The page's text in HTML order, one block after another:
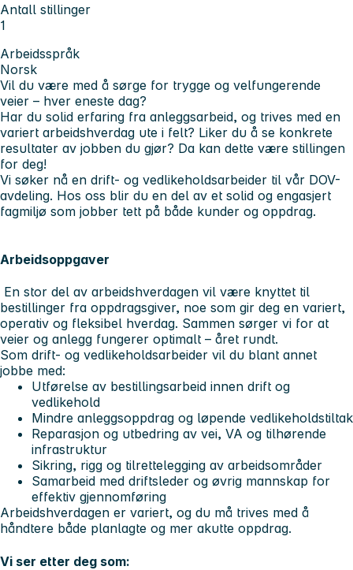
Antall stillinger
1
Arbeidsspråk
Norsk
Vil du være med å sørge for trygge og velfungerende
veier – hver eneste dag?
Har du solid erfaring fra anleggsarbeid, og trives med en
variert arbeidshverdag ute i felt? Liker du å se konkrete
resultater av jobben du gjør? Da kan dette være stillingen
for deg!
Vi søker nå en drift- og vedlikeholdsarbeider til vår DOV-
avdeling. Hos oss blir du en del av et solid og engasjert
fagmiljø som jobber tett på både kunder og oppdrag.
Arbeidsoppgaver
En stor del av arbeidshverdagen vil være knyttet til
bestillinger fra oppdragsgiver, noe som gir deg en variert,
operativ og fleksibel hverdag. Sammen sørger vi for at
veier og anlegg fungerer optimalt – året rundt.
Som drift- og vedlikeholdsarbeider vil du blant annet
jobbe med:
Utførelse av bestillingsarbeid innen drift og
vedlikehold
Mindre anleggsoppdrag og løpende vedlikeholdstiltak
Reparasjon og utbedring av vei, VA og tilhørende
infrastruktur
Sikring, rigg og tilrettelegging av arbeidsområder
Samarbeid med driftsleder og øvrig mannskap for
effektiv gjennomføring
Arbeidshverdagen er variert, og du må trives med å
håndtere både planlagte og mer akutte oppdrag.
Vi ser etter deg som: